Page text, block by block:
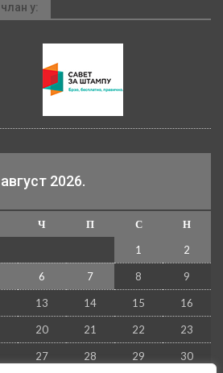
у:
август 2026.
Ч П С
Н
1
2
6 7 8 9
13 14 15 16
20 21 22 23
27 28 29 30